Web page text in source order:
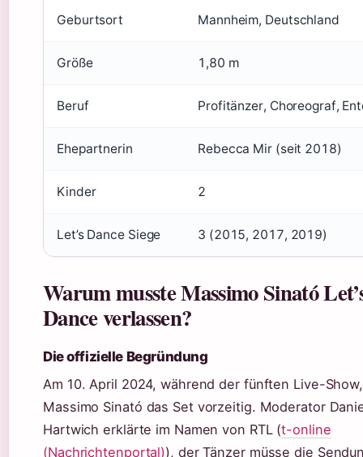
Geburtsort Mannheim, Deutschland
Größe 1,80 m
Beruf Profitänzer, Choreograf,
Ehepartnerin Rebecca Mir (seit 2018)
Kinder 2
Let’s Dance Siege 3 (2015, 2017, 2019)
Warum musste Massimo Sinató
Dance verlassen?
Die offizielle Begründung
Am 10. April 2024, während der fünften Live-
Massimo Sinató das Set vorzeitig. Moderator
Hartwich erklärte im Namen von RTL (t-online
(Nachrichtenportal)), der Tänzer müsse die